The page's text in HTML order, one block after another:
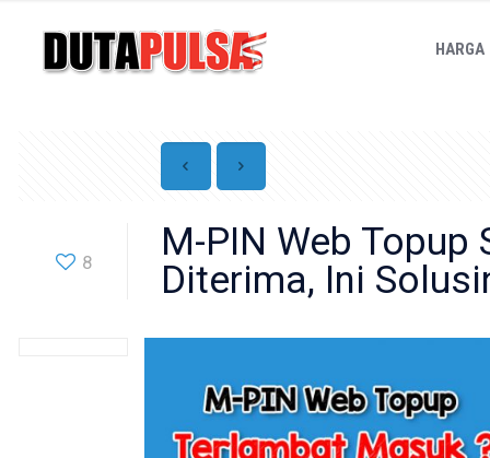
HARGA
8
M-PIN Web Topup
Diterima, Ini